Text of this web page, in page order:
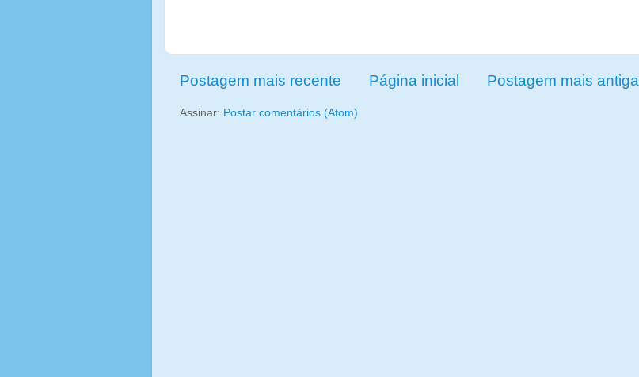
Postagem mais recente Postagem mais antiga
Página inicial
Assinar: Postar comentários (Atom)